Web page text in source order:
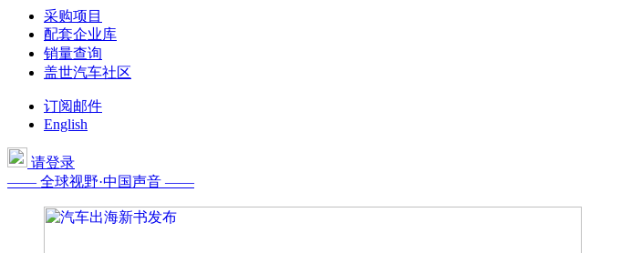
采购项目
配套企业库
销量查询
盖世汽车社区
订阅邮件
English
请登录
—— 全球视野·中国声音 ——